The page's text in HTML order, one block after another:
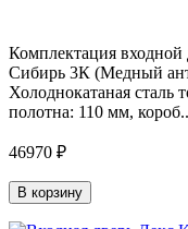
Комплектация
Сибирь 3К (Медный
Холоднокатаная
полотна: 110 мм, короб..
46970 ₽
В корзину